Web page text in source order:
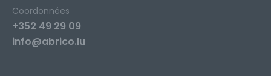
Coordonnées
+352 49 29 09
info@abrico.lu